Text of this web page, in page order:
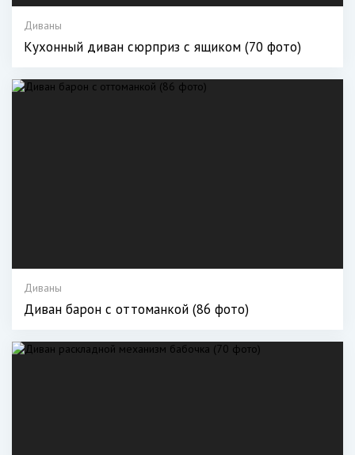
Диваны
Кухонный диван сюрприз с ящиком (70 фото)
Диваны
Диван барон с оттоманкой (86 фото)